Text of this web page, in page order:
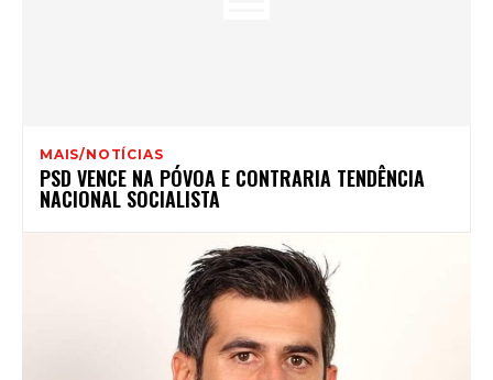
MAIS/NOTÍCIAS
PSD VENCE NA PÓVOA E CONTRARIA TENDÊNCIA
NACIONAL SOCIALISTA